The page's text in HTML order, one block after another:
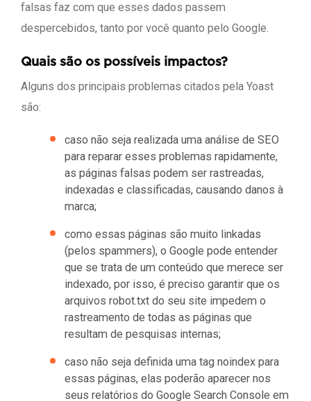
falsas faz com que esses dados passem
despercebidos, tanto por você quanto pelo Google.
Quais são os possíveis impactos?
Alguns dos principais problemas citados pela Yoast
são:
caso não seja realizada uma análise de SEO
para reparar esses problemas rapidamente,
as páginas falsas podem ser rastreadas,
indexadas e classificadas, causando danos à
marca;
como essas páginas são muito linkadas
(pelos spammers), o Google pode entender
que se trata de um conteúdo que merece ser
indexado, por isso, é preciso garantir que os
arquivos robot.txt do seu site impedem o
rastreamento de todas as páginas que
resultam de pesquisas internas;
caso não seja definida uma tag noindex para
essas páginas, elas poderão aparecer nos
seus relatórios do Google Search Console em